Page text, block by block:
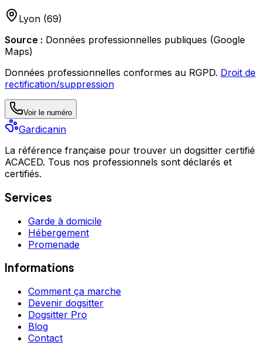
Lyon (69)
Source : Données professionnelles publiques (Google
Maps)
Données professionnelles conformes au RGPD. Droit de
rectification/suppression
Voir le numéro
Gardicanin
La référence française pour trouver un dogsitter certifié
ACACED. Tous nos professionnels sont déclarés et
certifiés.
Services
Garde à domicile
Hébergement
Promenade
Informations
Comment ça marche
Devenir dogsitter
Dogsitter Pro
Blog
Contact